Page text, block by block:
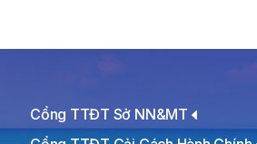
Cổng TTĐT Sở NN&MT